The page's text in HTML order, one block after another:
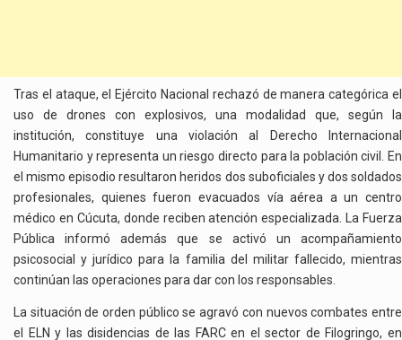
Tras el ataque, el Ejército Nacional rechazó de manera categórica el
uso de drones con explosivos, una modalidad que, según la
institución, constituye una violación al Derecho Internacional
Humanitario y representa un riesgo directo para la población civil. En
el mismo episodio resultaron heridos dos suboficiales y dos soldados
profesionales, quienes fueron evacuados vía aérea a un centro
médico en Cúcuta, donde reciben atención especializada. La Fuerza
Pública informó además que se activó un acompañamiento
psicosocial y jurídico para la familia del militar fallecido, mientras
continúan las operaciones para dar con los responsables.
La situación de orden público se agravó con nuevos combates entre
el ELN y las disidencias de las FARC en el sector de Filogringo, en